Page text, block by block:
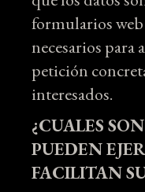
formularios
necesarios para
petición
interesados.
¿CUALES
PUEDEN
FACILITAN